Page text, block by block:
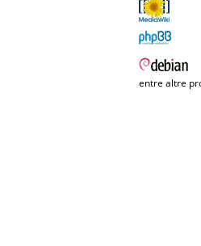
entre altre